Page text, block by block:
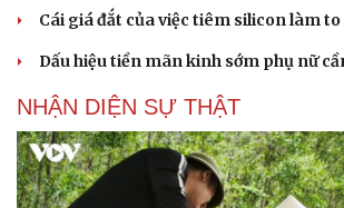
Cái giá đắt của việc tiêm silicon làm
Dấu hiệu tiền mãn kinh sớm phụ nữ
NHẬN DIỆN SỰ THẬT